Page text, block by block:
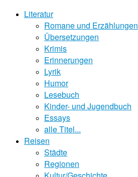
Literatur
Romane und Erzählungen
Übersetzungen
Krimis
Erinnerungen
Lyrik
Humor
Lesebuch
Kinder- und Jugendbuch
Essays
alle Titel...
Reisen
Städte
Regionen